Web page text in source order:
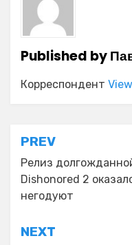
Published by
Корреспондент
Навигация
по
записям
PREV
Релиз
Dishonored 2
негодуют
NEXT